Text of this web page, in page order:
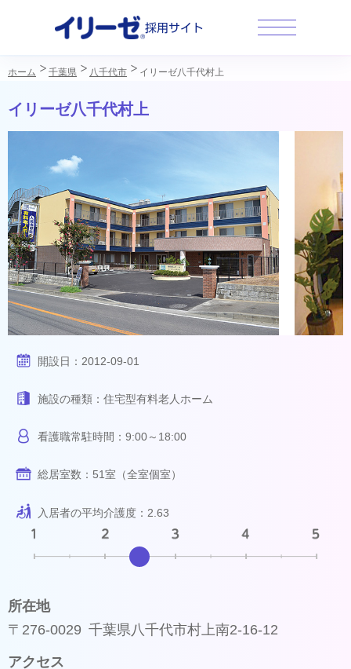
採用サイト
ホーム 千葉県 八千代市 イリーゼ八千代村上
イリーゼ八千代村上
開設日： 2012-09-01
施設の種類： 住宅型有料老人ホーム
看護職常駐時間： 9:00～18:00
総居室数： 51室（全室個室）
入居者の平均介護度： 2.63
所在地
〒276-0029 千葉県八千代市村上南2-16-12
アクセス